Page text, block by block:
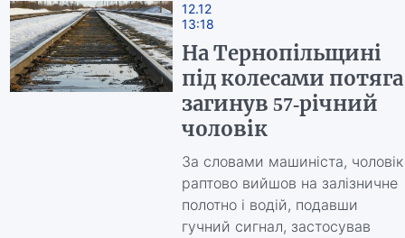
12.12
13:18
На Тернопільщині
під колесами потяга
загинув 57-річний
чоловік
За словами машиніста, чоловік
раптово вийшов на залізничне
полотно і водій, подавши
гучний сигнал, застосував